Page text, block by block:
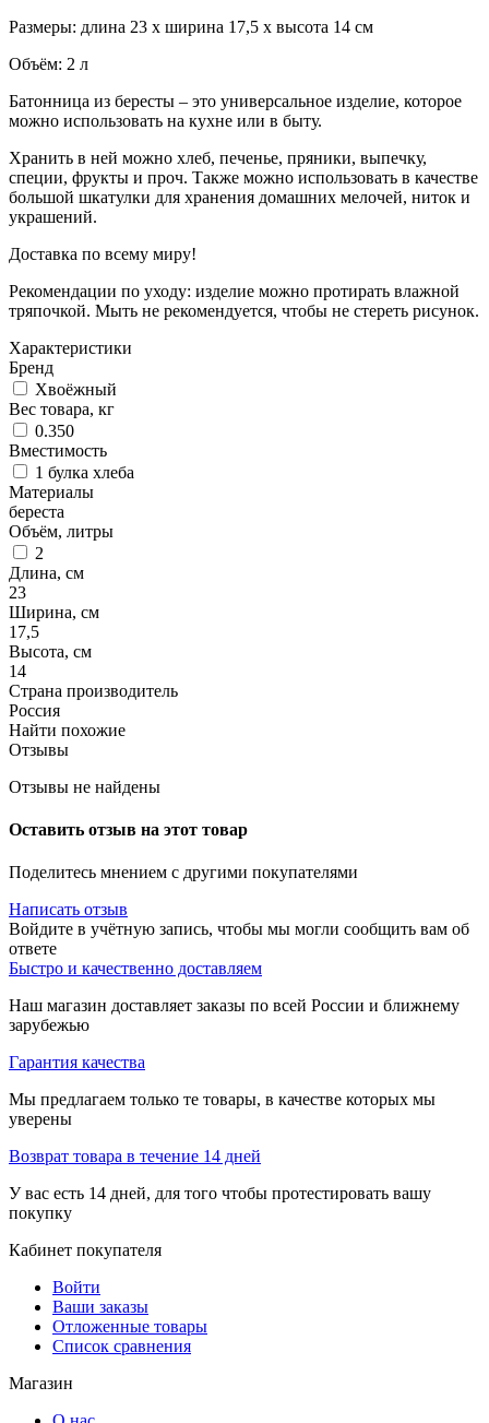
Размеры: длина 23 х ширина 17,5 х высота 14 см
Объём: 2 л
Батонница из бересты – это универсальное изделие, которое
можно использовать на кухне или в быту.
Хранить в ней можно хлеб, печенье, пряники, выпечку,
специи, фрукты и проч. Также можно использовать в качестве
большой шкатулки для хранения домашних мелочей, ниток и
украшений.
Доставка по всему миру!
Рекомендации по уходу: изделие можно протирать влажной
тряпочкой. Мыть не рекомендуется, чтобы не стереть рисунок.
Характеристики
Бренд
Хвоёжный
Вес товара, кг
0.350
Вместимость
1 булка хлеба
Материалы
береста
Объём, литры
2
Длина, см
23
Ширина, см
17,5
Высота, см
14
Страна производитель
Россия
Найти похожие
Отзывы
Отзывы не найдены
Оставить отзыв на этот товар
Поделитесь мнением с другими покупателями
Написать отзыв
Войдите в учётную запись, чтобы мы могли сообщить вам об
ответе
Быстро и качественно доставляем
Наш магазин доставляет заказы по всей России и ближнему
зарубежью
Гарантия качества
Мы предлагаем только те товары, в качестве которых мы
уверены
Возврат товара в течение 14 дней
У вас есть 14 дней, для того чтобы протестировать вашу
покупку
Кабинет покупателя
Войти
Ваши заказы
Отложенные товары
Список сравнения
Магазин